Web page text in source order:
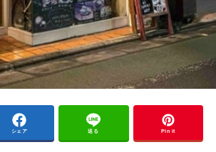
シェア 送る Pin it